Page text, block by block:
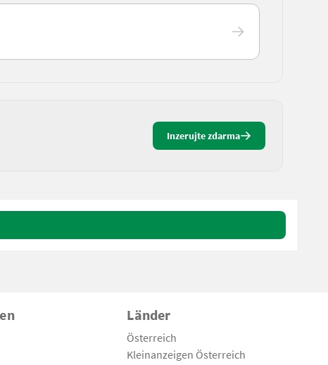
Inzerujte zdarma
Länder
Österreich
Kleinanzeigen Österreich